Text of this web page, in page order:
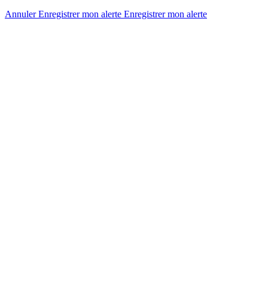
AnnulerEnregistrer mon alerte Enregistrermon alerte